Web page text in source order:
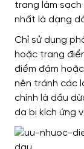
trang làm sạch
nhất là dạng
Chỉ sử dụng
hoặc trang
điểm đậm
nên tránh các
chính là dầu
da bị kích ứng